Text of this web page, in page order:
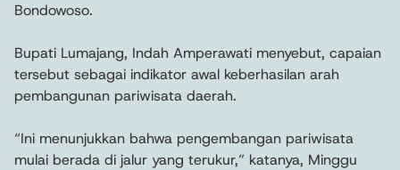
Bondowoso.
Bupati Lumajang, Indah Amperawati menyebut, capaian
tersebut sebagai indikator awal keberhasilan arah
pembangunan pariwisata daerah.
“Ini menunjukkan bahwa pengembangan pariwisata
mulai berada di jalur yang terukur,” katanya, Minggu